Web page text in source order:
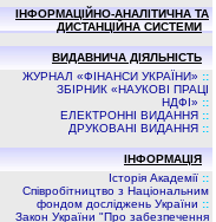
ІНФОРМАЦІЙНО-АНАЛІТИЧНА ТА
ДИСТАНЦІЙНА СИСТЕМИ
ВИДАВНИЧА ДIЯЛЬНIСТЬ
ЖУРНАЛ «ФІНАНСИ УКРАЇНИ» ::
ЗБIРНИК «НАУКОВI ПРАЦI
НДФI» ::
ЕЛЕКТРОННІ ВИДАННЯ ::
ДРУКОВАНІ ВИДАННЯ ::
ІНФОРМАЦІЯ
Історія Академії ::
Співробітництво з Національним
фондом досліджень України ::
Закон України "Про забезпечення